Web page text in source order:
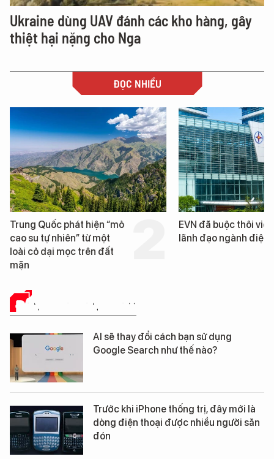
Ukraine dùng UAV đánh các kho hàng, gây
thiệt hại nặng cho Nga
ĐỌC NHIỀU
Trung Quốc phát hiện “mỏ
cao su tự nhiên” từ một
loài cỏ dại mọc trên đất
mặn
EVN đã buộc thôi
lãnh đạo ngành điện
ĐÁNH GIÁ SẢN PHẨM
AI sẽ thay đổi cách bạn sử dụng
Google Search như thế nào?
Trước khi iPhone thống trị, đây mới là
dòng điện thoại được nhiều người săn
đón